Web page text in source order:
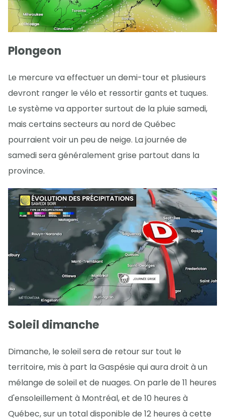
Plongeon
Le mercure va effectuer un demi-tour et plusieurs
devront ranger le vélo et ressortir gants et tuques.
Le système va apporter surtout de la pluie samedi,
mais certains secteurs au nord de Québec
pourraient voir un peu de neige. La journée de
samedi sera généralement grise partout dans la
province.
Soleil dimanche
Dimanche, le soleil sera de retour sur tout le
territoire, mis à part la Gaspésie qui aura droit à un
mélange de soleil et de nuages. On parle de 11 heures
d'ensoleillement à Montréal, et de 10 heures à
Québec, sur un total disponible de 12 heures à cette